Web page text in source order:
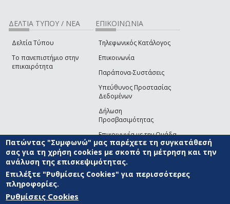
ΔΕΛΤΙΑ ΤΥΠΟΥ / ΝΕΑ
Δελτία Τύπου
Το πανεπιστήμιο στην
επικαιρότητα
ΕΠΙΚΟΙΝΩΝΙΑ
Τηλεφωνικός Κατάλογος
Επικοινωνία
Παράπονα-Συστάσεις
Υπεύθυνος Προστασίας
Δεδομένων
Δήλωση
Προσβασιμότητας
Επικοινωνία με την Ομάδα
Ανάπτυξης του site(link sends e-mail)
© ΠΑΝΕΠΙΣΤΗΜΙΟ ΑΙΓΑΙΟΥ ΟΡΟΙ ΧΡΗΣΗΣ
ΑΝΑΠΤΥΞΗΣ
Πατώντας "Συμφωνώ" μας παρέχετε τη συγκατάθεσή
σας για τη χρήση cookies με σκοπό τη μέτρηση και την
ανάλυση της επισκεψιμότητας.
Επιλέξτε "Ρυθμίσεις Cookies" για περισσότερες
πληροφορίες.
Ρυθμίσεις Cookies